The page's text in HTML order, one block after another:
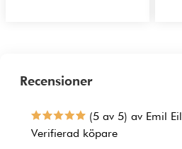
Recensioner
(5 av 5) av Emil
Verifierad köpare